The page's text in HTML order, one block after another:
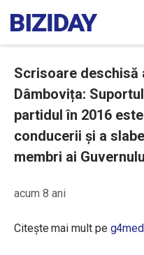
Scrisoare deschisă
Dâmbovița:
partidul în 2016
conducerii și a
membri ai
acum 8 ani
Citește mai mult pe